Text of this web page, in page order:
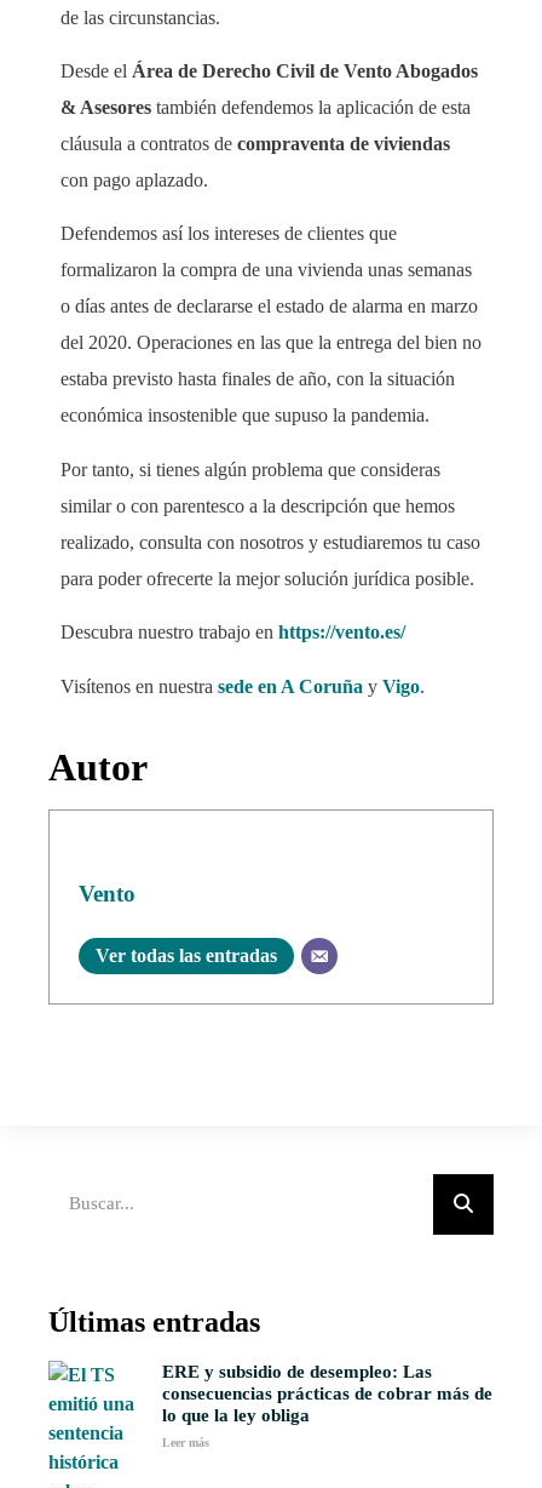
de las circunstancias.
Desde el Área de Derecho Civil de Vento Abogados
& Asesores también defendemos la aplicación de esta
cláusula a contratos de compraventa de viviendas
con pago aplazado.
Defendemos así los intereses de clientes que
formalizaron la compra de una vivienda unas semanas
o días antes de declararse el estado de alarma en marzo
del 2020. Operaciones en las que la entrega del bien no
estaba previsto hasta finales de año, con la situación
económica insostenible que supuso la pandemia.
Por tanto, si tienes algún problema que consideras
similar o con parentesco a la descripción que hemos
realizado, consulta con nosotros y estudiaremos tu caso
para poder ofrecerte la mejor solución jurídica posible.
Descubra nuestro trabajo en https://vento.es/
Visítenos en nuestra sede en A Coruña y Vigo.
Autor
Vento
Ver todas las entradas
Últimas entradas
ERE y subsidio de desempleo: Las
consecuencias prácticas de cobrar más de
lo que la ley obliga
Leer más